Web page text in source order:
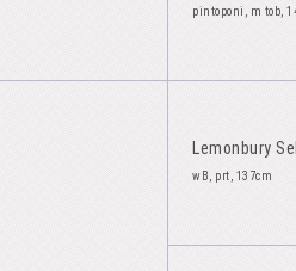
pintoponi, m tob,
Lemonbury
wB, prt, 137cm